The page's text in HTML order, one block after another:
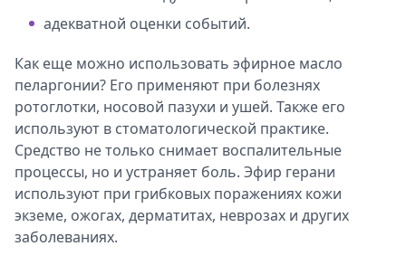
адекватной оценки событий.
Как еще можно использовать эфирное масло
пеларгонии? Его применяют при болезнях
ротоглотки, носовой пазухи и ушей. Также его
используют в стоматологической практике.
Средство не только снимает воспалительные
процессы, но и устраняет боль. Эфир герани
используют при грибковых поражениях кожи
экземе, ожогах, дерматитах, неврозах и других
заболеваниях.